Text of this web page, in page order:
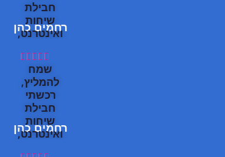
חבילת
שיחות
ואינטרנט,
מעולה!
תודה
תוך כמה
דקות
הצלחתי
להתחבר,
רחמים כהן





שמח
להמליץ,
רכשתי
חבילת
שיחות
ואינטרנט,
רחמים כהן